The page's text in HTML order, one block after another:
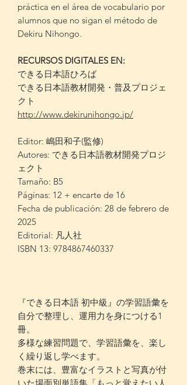
práctica en el área de vocabulario por
alumnos que no sigan el método de
Dekiru Nihongo.
RECURSOS DIGITALES EN:
できる日本語ひろば
できる日本語教材開発・普及プロジェ
クト
http://www.dekirunihongo.jp/
Editor: 嶋田和子(監修)
Autores: できる日本語教材開発プロジ
ェクト
Tamaño: B5
Páginas: 12 + encarte de 16
Fecha de publicación: 28 de febrero de
2025
Editorial: 凡人社
ISBN 13: 9784867460337
『できる日本語 初中級』の学習語彙を
自分で整理し、運用力を身につける1
冊。
多様な練習問題で、学習語彙を、楽し
く繰り返し学べます。
巻末には、豊富なイラストと写真が付